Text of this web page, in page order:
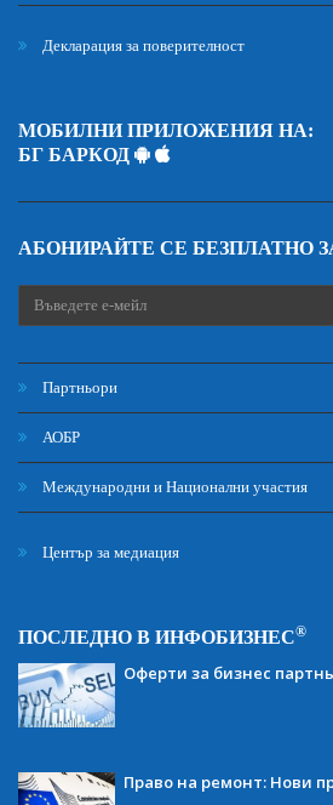
Декларация за поверителност
МОБИЛНИ ПРИЛОЖЕНИЯ НА:
БГ БАРКОД
АБОНИРАЙТЕ СЕ БЕЗПЛАТНО
Партньори
АОБР
Международни и Национални участия
Център за медиация
ПОСЛЕДНО В ИНФОБИЗНЕС®
Оферти за бизнес
Право на ремонт: Нови